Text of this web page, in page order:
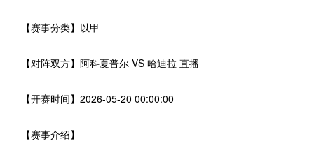
【赛事分类】 以甲
【对阵双方】 阿科夏普尔 VS 哈迪拉 直播
【开赛时间】 2026-05-20 00:00:00
【赛事介绍】